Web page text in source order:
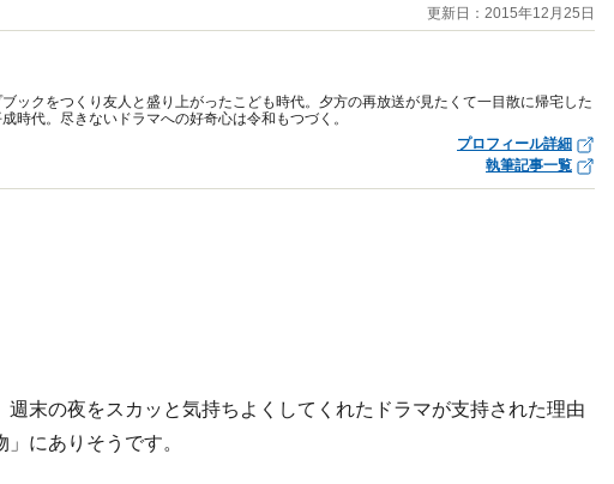
更新日：2015年12月25日
ブックをつくり友人と盛り上がったこども時代。夕方の再放送が見たくて一目散に帰宅した
時代。尽きないドラマへの好奇心は令和もつづく。
プロフィール詳細
執筆記事一覧
週末の夜をスカッと気持ちよくしてくれたドラマが支持された理由
にありそうです。